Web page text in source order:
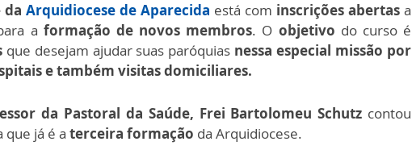
da Arquidiocese de Aparecida está com inscrições abertas a
a formação de novos membros. O objetivo do curso é
que desejam ajudar suas paróquias nessa especial missão por
e também visitas domiciliares.
da Pastoral da Saúde, Frei Bartolomeu Schutz contou
que já é a terceira formação da Arquidiocese.